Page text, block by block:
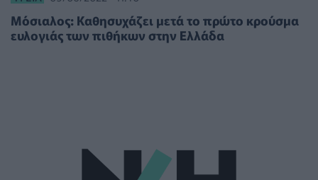
Μόσιαλος: Καθησυχάζει μετά το πρώτο κρούσμα
ευλογιάς των πιθήκων στην Ελλάδα